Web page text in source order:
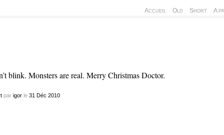
Accueil Old Short A
blink. Monsters are real. Merry Christmas Doctor.
par igorle 31 Déc 2010